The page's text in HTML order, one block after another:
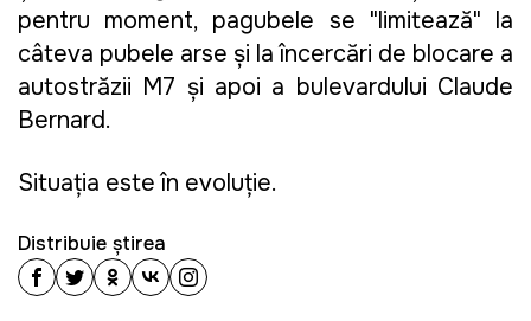
pentru moment, pagubele se "limitează" la
câteva pubele arse şi la încercări de blocare a
autostrăzii M7 şi apoi a bulevardului Claude
Bernard.
Situaţia este în evoluţie.
Distribuie știrea